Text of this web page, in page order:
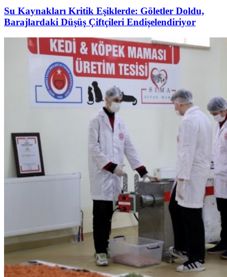
Su Kaynakları Kritik Eşiklerde: Göletler Doldu,
Barajlardaki Düşüş Çiftçileri Endişelendiriyor